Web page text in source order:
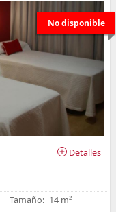
No disponible
Detalles
Tamaño: 14 m²